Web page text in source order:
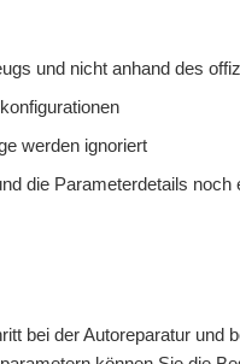
und nicht anhand des
werden ignoriert
die Parameterdetails noch
bei der Autoreparatur und